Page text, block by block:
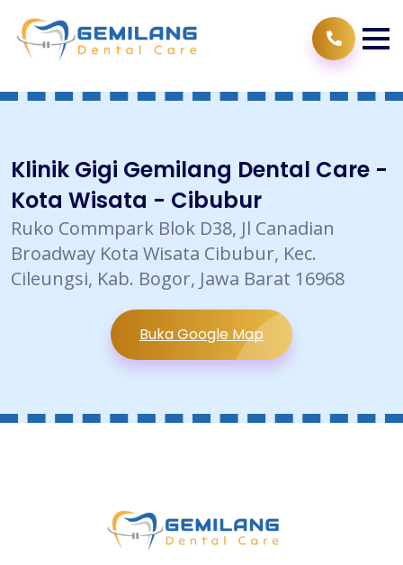
Klinik Gigi Gemilang Dental Care -
Kota Wisata - Cibubur
Ruko Commpark Blok D38, Jl Canadian
Broadway Kota Wisata Cibubur, Kec.
Cileungsi, Kab. Bogor, Jawa Barat 16968
Buka Google Map